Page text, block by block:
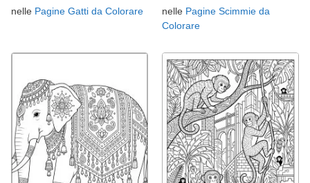
nelle Pagine Gatti da Colorare
nelle Pagine Scimmie da
Colorare